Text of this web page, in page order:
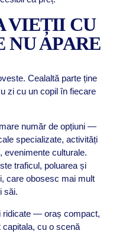
VIEȚII CU
APARE
Cealaltă parte ține
zi cu un copil în fiecare
număr de opțiuni —
specializate, activități
evenimente culturale.
traficul, poluarea și
care obosesc mai mult
săi.
ridicate — oraș compact,
capitala, cu o scenă